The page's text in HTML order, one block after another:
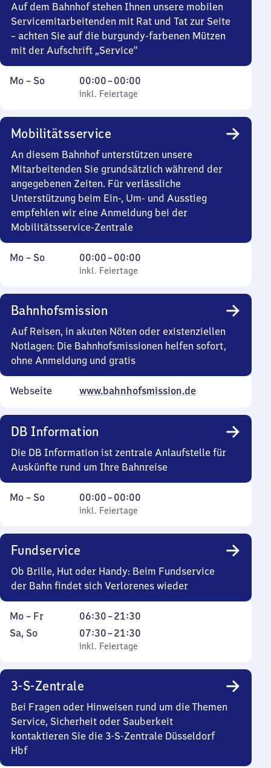
Auf dem Bahnhof stehen Ihnen unsere mobilen
Servicemitarbeitenden mit Rat und Tat zur Seite
– achten Sie auf die burgundy-farbenen Mützen
mit der Aufschrift „Service“
Montag
Mo – So,
inkl. Feiertage
00:00–00:00
Von
0
0
Uhr
inkl. Feiertage
Mobilitätsservice
An diesem Bahnhof unterstützen unsere
Mitarbeitenden Sie grundsätzlich während der
angegebenen Zeiten. Für verlässliche
Unterstützung beim Ein-, Um- und Ausstieg
empfehlen wir eine Anmeldung bei der
Mobilitätsservice-Zentrale
Montag
Mo – So,
inkl. Feiertage
00:00–00:00
Von
0
0
Uhr
inkl. Feiertage
Bahnhofsmission
Auf Reisen, in akuten Nöten oder existenziellen
Notlagen: Die Bahnhofsmissionen helfen sofort,
ohne Anmeldung und gratis
Webseite www.bahnhofsmission.de
DB Information
Die DB Information ist zentrale Anlaufstelle für
Auskünfte rund um Ihre Bahnreise
Montag
Mo – So,
inkl. Feiertage
00:00–00:00
Von
0
0
Uhr
inkl. Feiertage
Fundservice
Ob Brille, Hut oder Handy: Beim Fundservice
der Bahn findet sich Verlorenes wieder
Montag
bis
Mo – Fr 06:30–21:30
Von
6
Uhr
21
Uhr
30
Samstag
Sa, So,
inkl. Feiertage
07:30–21:30
Von
7
bis
21
Uhr
30
inkl. Feiertage
3-S-Zentrale
Bei Fragen oder Hinweisen rund um die Themen
Service, Sicherheit oder Sauberkeit
kontaktieren Sie die 3-S-Zentrale Düsseldorf
Hbf